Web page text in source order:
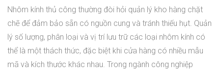
Nhôm kính thủ công thường đòi hỏi quản lý kho hàng chặt
chẽ để đảm bảo sẵn có nguồn cung và tránh thiếu hụt. Quản
lý số lượng, phân loại và vị trí lưu trữ các loại nhôm kính có
thể là một thách thức, đặc biệt khi cửa hàng có nhiều mẫu
mã và kích thước khác nhau. Trong ngành công nghiệp